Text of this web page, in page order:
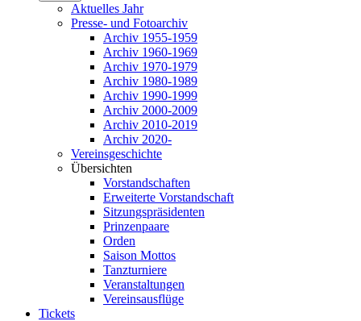
Aktuelles Jahr
Presse- und Fotoarchiv
Archiv 1955-1959
Archiv 1960-1969
Archiv 1970-1979
Archiv 1980-1989
Archiv 1990-1999
Archiv 2000-2009
Archiv 2010-2019
Archiv 2020-
Vereinsgeschichte
Übersichten
Vorstandschaften
Erweiterte Vorstandschaft
Sitzungspräsidenten
Prinzenpaare
Orden
Saison Mottos
Tanzturniere
Veranstaltungen
Vereinsausflüge
Tickets